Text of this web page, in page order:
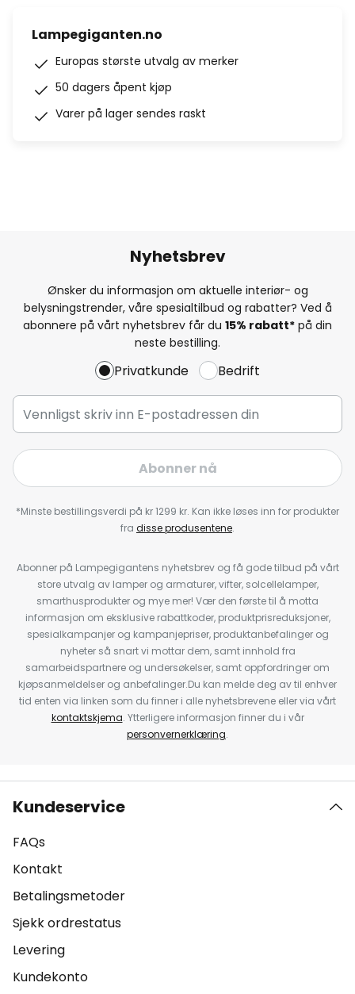
Lampegiganten.no
Europas største utvalg av merker
50 dagers åpent kjøp
Varer på lager sendes raskt
Nyhetsbrev
Ønsker du informasjon om aktuelle interiør- og
belysningstrender, våre spesialtilbud og rabatter? Ved å
abonnere på vårt nyhetsbrev får du 15% rabatt* på din
neste bestilling.
Privatkunde Bedrift
Abonner nå
*Minste bestillingsverdi på kr 1299 kr. Kan ikke løses inn for produkter
fra disse produsentene.
Abonner på Lampegigantens nyhetsbrev og få gode tilbud på vårt
store utvalg av lamper og armaturer, vifter, solcellelamper,
smarthusprodukter og mye mer! Vær den første til å motta
informasjon om eksklusive rabattkoder, produktprisreduksjoner,
spesialkampanjer og kampanjepriser, produktanbefalinger og
nyheter så snart vi mottar dem, samt innhold fra
samarbeidspartnere og undersøkelser, samt oppfordringer om
kjøpsanmeldelser og anbefalinger.Du kan melde deg av til enhver
tid enten via linken som du finner i alle nyhetsbrevene eller via vårt
kontaktskjema. Ytterligere informasjon finner du i vår
personvernerklæring.
Kundeservice
FAQs
Kontakt
Betalingsmetoder
Sjekk ordrestatus
Levering
Kundekonto